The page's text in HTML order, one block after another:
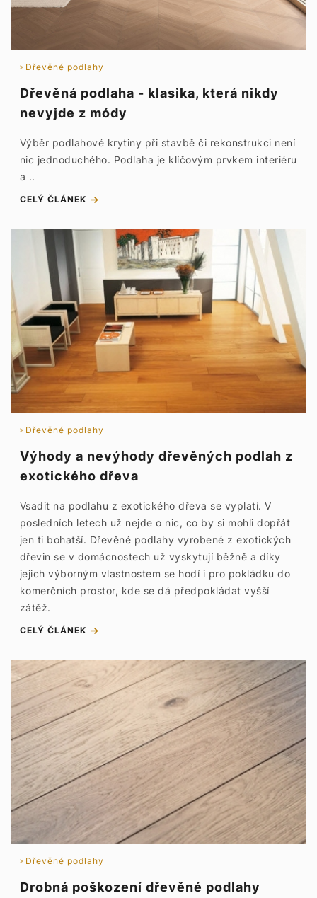
Dřevěné podlahy
Dřevěná podlaha - klasika, která nikdy
nevyjde z módy
Výběr podlahové krytiny při stavbě či rekonstrukci není
nic jednoduchého. Podlaha je klíčovým prvkem interiéru
a ..
CELÝ ČLÁNEK
Dřevěné podlahy
Výhody a nevýhody dřevěných podlah z
exotického dřeva
Vsadit na podlahu z exotického dřeva se vyplatí. V
posledních letech už nejde o nic, co by si mohli dopřát
jen ti bohatší. Dřevěné podlahy vyrobené z exotických
dřevin se v domácnostech už vyskytují běžně a díky
jejich výborným vlastnostem se hodí i pro pokládku do
komerčních prostor, kde se dá předpokládat vyšší
zátěž.
CELÝ ČLÁNEK
Dřevěné podlahy
Drobná poškození dřevěné podlahy